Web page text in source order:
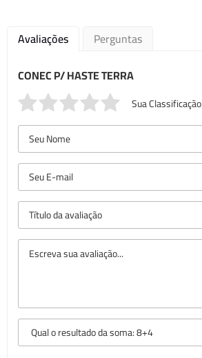
Avaliações
Perguntas
CONEC P/ HASTE TERRA
Sua Classificação